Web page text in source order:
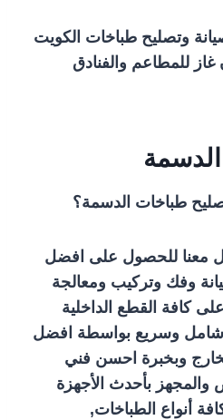
وتصليح طباخات الكويت
للمطاعم والفنادق
طباخات الدسمة؟
معنا للحصول على افضل
وفك وتركيب ومعالجة
كافة القطع الداخلية
شامل وسريع بواسطة افضل
وبخبرة احسن فني
بأحدث الأجهزة
أنواع الطباخات,